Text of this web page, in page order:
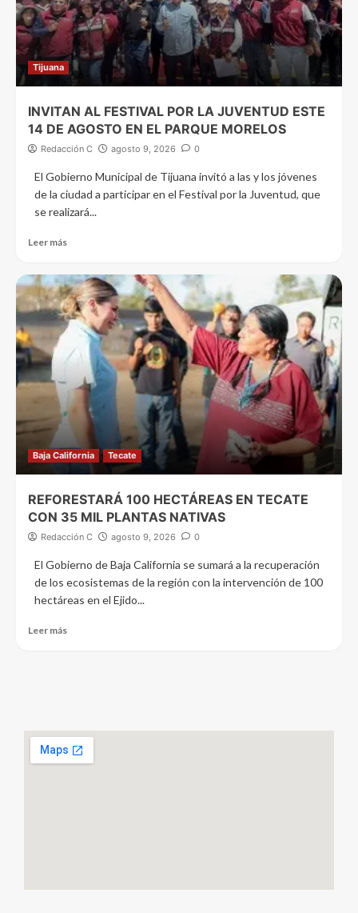
Tijuana
INVITAN AL FESTIVAL POR LA JUVENTUD ESTE
14 DE AGOSTO EN EL PARQUE MORELOS
Redacción C agosto 9, 2026 0
El Gobierno Municipal de Tijuana invitó a las y los jóvenes
de la ciudad a participar en el Festival por la Juventud, que
se realizará...
Leer más
Baja California Tecate
REFORESTARÁ 100 HECTÁREAS EN TECATE
CON 35 MIL PLANTAS NATIVAS
Redacción C agosto 9, 2026 0
El Gobierno de Baja California se sumará a la recuperación
de los ecosistemas de la región con la intervención de 100
hectáreas en el Ejido...
Leer más